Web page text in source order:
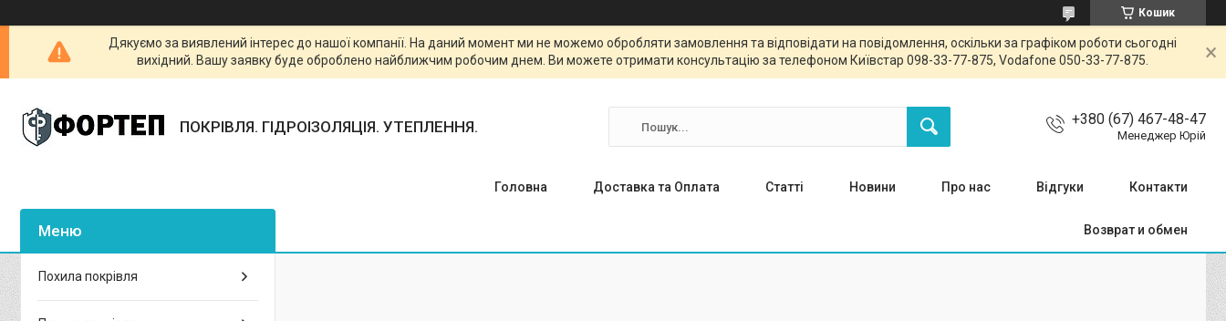
Кошик
Дякуємо за виявлений інтерес до нашої компанії. На даний момент ми не можемо обробляти замовлення та відповідати на повідомлення, оскільки за графіком роботи сьогодні
вихідний. Вашу заявку буде оброблено найближчим робочим днем. Ви можете отримати консультацію за телефоном Київстар 098-33-77-875, Vodafone 050-33-77-875.
ПОКРІВЛЯ. ГІДРОІЗОЛЯЦІЯ. УТЕПЛЕННЯ. +380 (67) 467-48-47
Менеджер Юрій
Головна Доставка та Оплата Статті Новини Про нас Відгуки Контакти
Возврат и обмен
Похила покрівля